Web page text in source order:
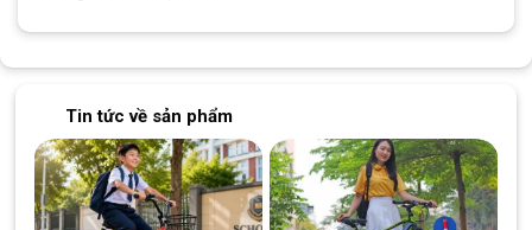
được làm cao lên về phía người lái, điều này có tác dụng giúp
Các thiết kế củaXe Đạp Thể Thao Nữ VinaBike Latte-V
2021được cải tiến để giúp người sử dụng dễ điều khiển, ổn
định, an toàn hơn.
Ngoài ra, khi mua mẫu xe đạp này bạn sẽ được tặng kèm theo
Tin tức về sản phẩm